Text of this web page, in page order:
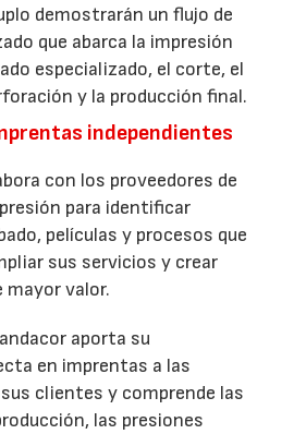
demostrarán un flujo de
que abarca la impresión
especializado, el corte, el
y la producción final.
independientes
con los proveedores de
para identificar
películas y procesos que
sus servicios y crear
mayor valor.
aporta su
en imprentas a las
clientes y comprende las
las presiones